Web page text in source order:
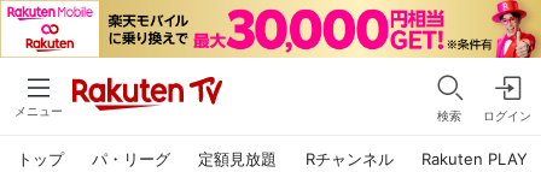
メニュー 検索 ログイン
トップ パ・リーグ 定額見放題 Rチャンネル Rakuten PLAY